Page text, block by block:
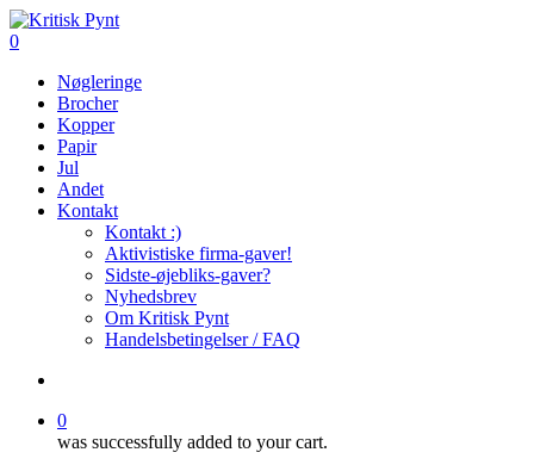
Skip
to
content
search
0
Nøgleringe
Brocher
Kopper
Papir
Jul
Andet
Kontakt
Kontakt :)
Aktivistiske firma-gaver!
Sidste-øjebliks-gaver?
Nyhedsbrev
Om Kritisk Pynt
Handelsbetingelser / FAQ
0
was successfully added to your cart.